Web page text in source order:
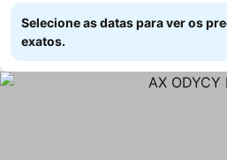
Selecione as datas para ver os
exatos.